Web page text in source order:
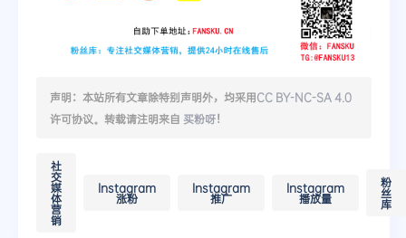
声明：本站所有文章除特别声明外，均采用CC BY-NC-SA 4.0
许可协议。转载请注明来自 买粉呀！
社
交
媒
体
营
销
Instagram
涨粉
Instagram
推广
Instagram
播放量
粉
丝
库